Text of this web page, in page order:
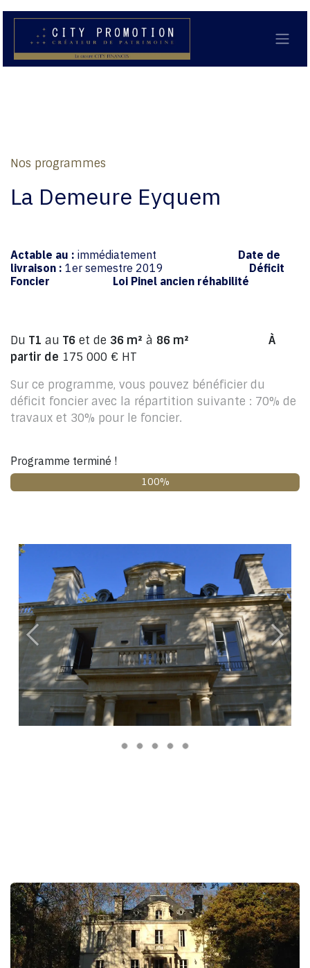
Nos programmes
La Demeure Eyquem
Actable au : immédiatement
Date de
livraison : 1er semestre 2019
Déficit
Foncier
Loi Pinel ancien réhabilité
Du T1 au T6 et de 36 m² à 86 m²
​ À
partir de 175 000 € HT
Sur ce programme, vous pouvez bénéficier du
déficit foncier avec la répartition suivante : 70% de
travaux et 30% pour le foncier.
Programme terminé !
100%
Précédent